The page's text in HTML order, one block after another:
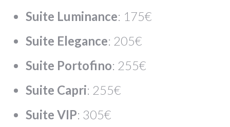
Suite Luminance: 175€
Suite Elegance: 205€
Suite Portofino: 255€
Suite Capri: 255€
Suite VIP: 305€